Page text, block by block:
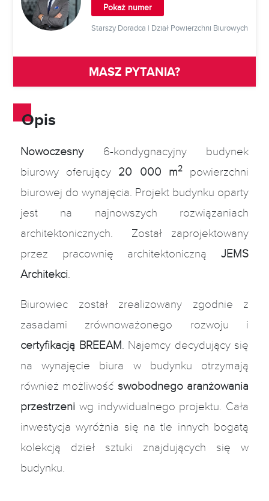
Pokaż numer
Starszy Doradca | Dział Powierzchni Biurowych
MASZ PYTANIA?
Opis
Nowoczesny 6-kondygnacyjny budynek
biurowy oferujący 20 000 m2powierzchni
biurowej do wynajęcia. Projekt budynku oparty
jest na najnowszych rozwiązaniach
architektonicznych. Został zaprojektowany
przez pracownię architektoniczną JEMS
Architekci.
Biurowiec został zrealizowany zgodnie z
zasadami zrównoważonego rozwoju i
certyfikacją BREEAM. Najemcy decydujący się
na wynajęcie biura w budynku otrzymają
również możliwość swobodnego aranżowania
przestrzeni wg indywidualnego projektu. Cała
inwestycja wyróżnia się na tle innych bogatą
kolekcją dzieł sztuki znajdujących się w
budynku.